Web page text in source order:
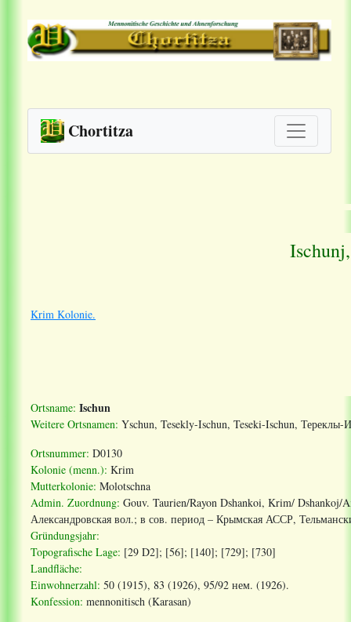
Chortitza
Krim Kolonie.
Ortsname: Ischun
Weitere Ortsnamen: Yschun, Tesekly-Ischun, Teseki-Ischun, Тереклы-
Ortsnummer: D0130
Kolonie (menn.): Krim
Mutterkolonie: Molotschna
Admin. Zuordnung: Gouv. Taurien/Rayon Dshankoi, Krim/ Dshankoj/
Александровская вол.; в сов. период – Крымская АССР,
Gründungsjahr:
Topografische Lage: [29 D2]; [56]; [140]; [729]; [730]
Landfläche:
Einwohnerzahl: 50 (1915), 83 (1926), 95/92 нем. (1926).
Konfession: mennonitisch (Karasan)